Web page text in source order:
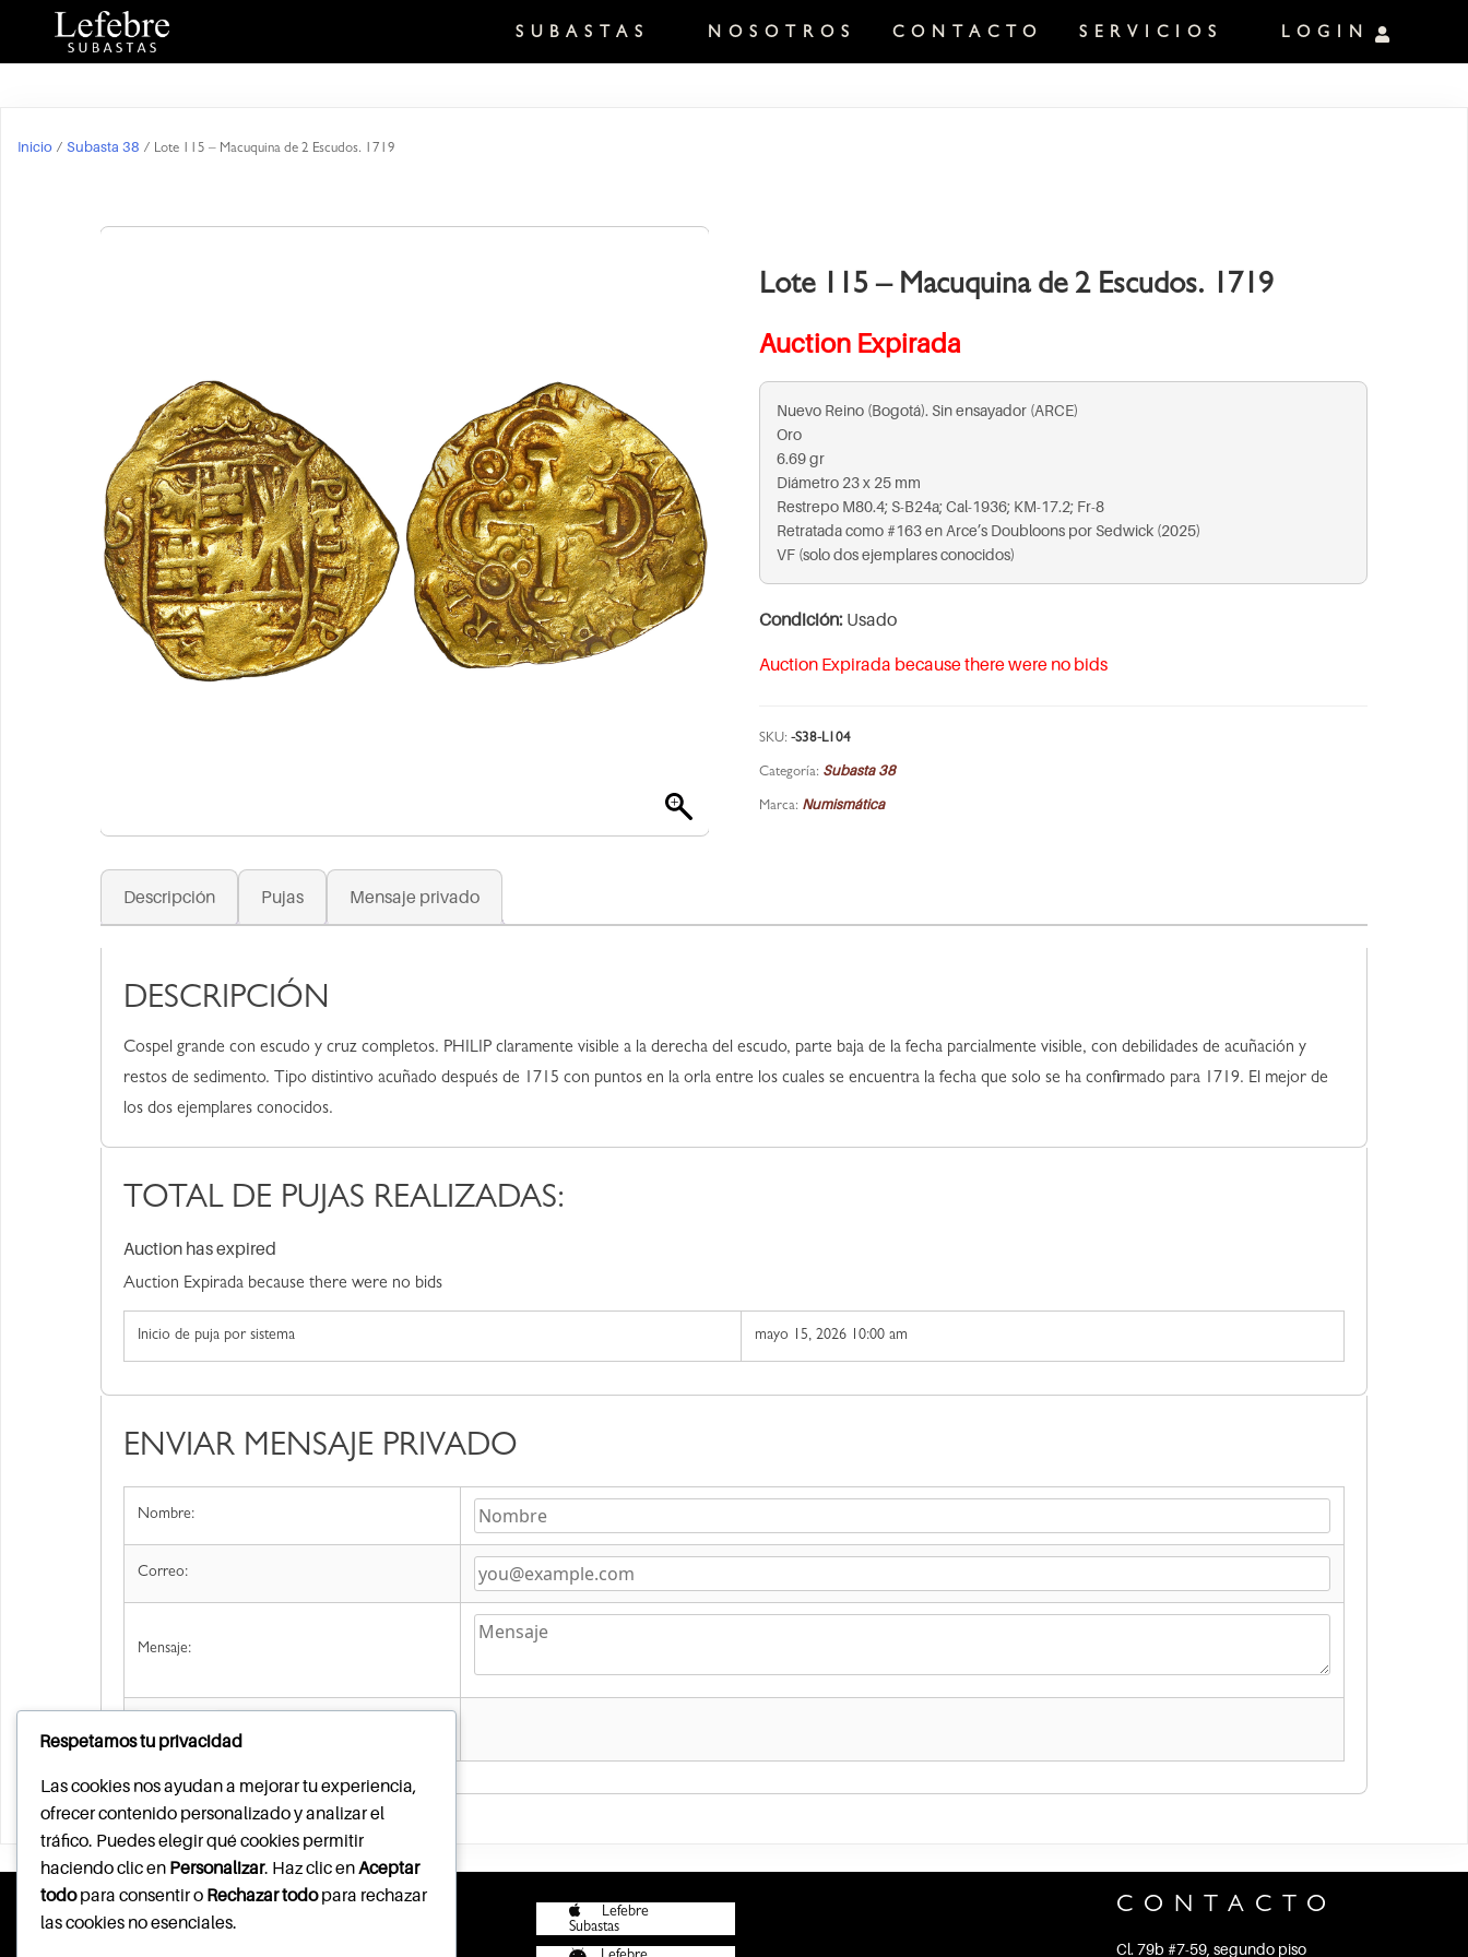
SUBASTAS NOSOTROS CONTACTO SERVICIOS LOGIN
Inicio / Subasta 38 / Lote 115 – Macuquina de 2 Escudos. 1719
Lote 115 – Macuquina de 2 Escudos. 1719
Auction Expirada
Nuevo Reino (Bogotá). Sin ensayador (ARCE)
Oro
6.69 gr
Diámetro 23 x 25 mm
Restrepo M80.4; S-B24a; Cal-1936; KM-17.2; Fr-8
Retratada como #163 en Arce’s Doubloons por Sedwick (2025)
VF (solo dos ejemplares conocidos)
Condición: Usado
Auction Expirada because there were no bids
SKU:-S38-L104
Categoría: Subasta 38
Marca: Numismática
Descripción Pujas Mensaje privado
DESCRIPCIÓN
Cospel grande con escudo y cruz completos. PHILIP claramente visible a la derecha del escudo, parte baja de la fecha parcialmente visible, con debilidades de acuñación y
restos de sedimento. Tipo distintivo acuñado después de 1715 con puntos en la orla entre los cuales se encuentra la fecha que solo se ha confirmado para 1719. El mejor de
los dos ejemplares conocidos.
TOTAL DE PUJAS REALIZADAS:
Auction has expired
Auction Expirada because there were no bids
Inicio de puja por sistema mayo 15, 2026 10:00 am
ENVIAR MENSAJE PRIVADO
Nombre:
Correo:
Mensaje:
LEGAL APP
Lefebre
Subastas
CONTACTO
Cl. 79b #7-59, segundo piso
Respetamos tu privacidad
Las cookies nos ayudan a mejorar tu experiencia,
ofrecer contenido personalizado y analizar el
tráfico. Puedes elegir qué cookies permitir
haciendo clic en Personalizar. Haz clic enAceptar
todopara consentir o Rechazar todopara rechazar
las cookies no esenciales.